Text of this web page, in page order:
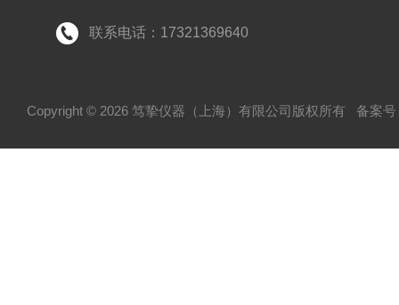
联系电话：17321369640
Copyright © 2026 笃挚仪器（上海）有限公司版权所有 备案号